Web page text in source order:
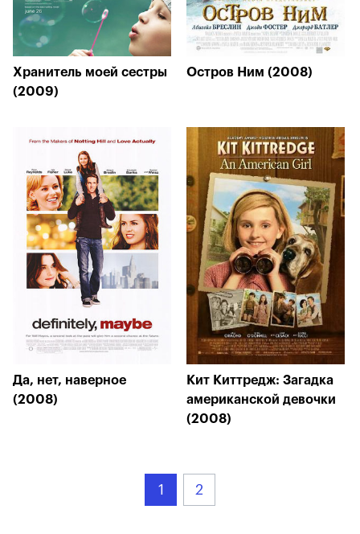
Хранитель моей сестры
(2009)
Остров Ним (2008)
Да, нет, наверное
(2008)
Кит Киттредж: Загадка
американской девочки
(2008)
1 2